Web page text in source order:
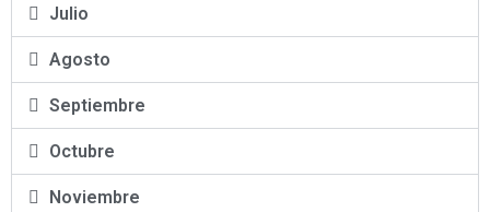
Julio
Agosto
Septiembre
Octubre
Noviembre